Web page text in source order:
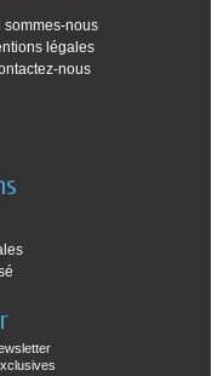
sommes-nous
légales
nous